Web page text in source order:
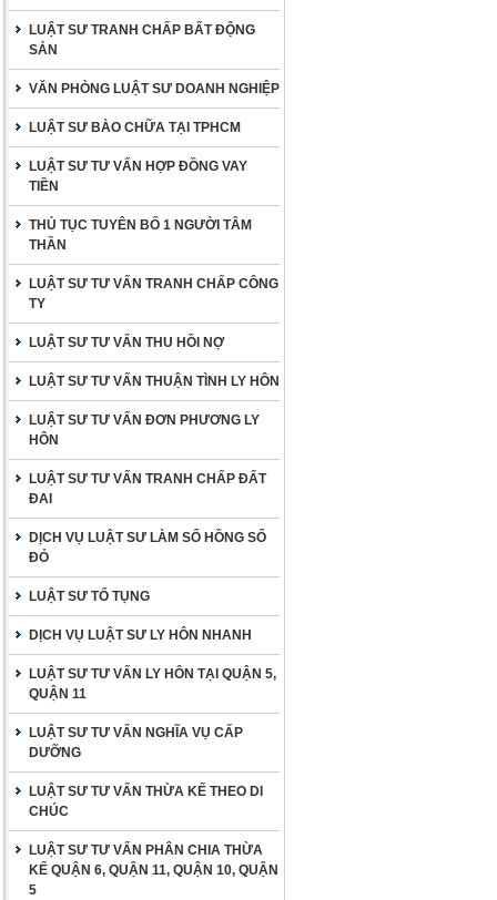
LUẬT SƯ TRANH CHẤP BẤT ĐỘNG
SẢN
VĂN PHÒNG LUẬT SƯ DOANH NGHIỆP
LUẬT SƯ BÀO CHỮA TẠI TPHCM
LUẬT SƯ TƯ VẤN HỢP ĐỒNG VAY
TIỀN
THỦ TỤC TUYÊN BỐ 1 NGƯỜI TÂM
THẦN
LUẬT SƯ TƯ VẤN TRANH CHẤP CÔNG
TY
LUẬT SƯ TƯ VẤN THU HỒI NỢ
LUẬT SƯ TƯ VẤN THUẬN TÌNH LY HÔN
LUẬT SƯ TƯ VẤN ĐƠN PHƯƠNG LY
HÔN
LUẬT SƯ TƯ VẤN TRANH CHẤP ĐẤT
ĐAI
DỊCH VỤ LUẬT SƯ LÀM SỔ HỒNG SỔ
ĐỎ
LUẬT SƯ TỐ TỤNG
DỊCH VỤ LUẬT SƯ LY HÔN NHANH
LUẬT SƯ TƯ VẤN LY HÔN TẠI QUẬN 5,
QUẬN 11
LUẬT SƯ TƯ VẤN NGHĨA VỤ CẤP
DƯỠNG
LUẬT SƯ TƯ VẤN THỪA KẾ THEO DI
CHÚC
LUẬT SƯ TƯ VẤN PHÂN CHIA THỪA
KẾ QUẬN 6, QUẬN 11, QUẬN 10, QUẬN
5